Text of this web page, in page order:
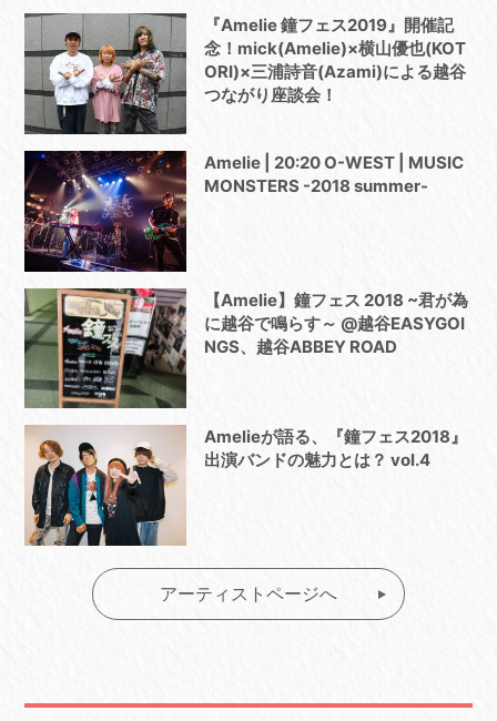
『Amelie 鐘フェス2019』開催記
念！mick(Amelie)×横山優也(KOT
ORI)×三浦詩音(Azami)による越谷
つながり座談会！
Amelie | 20:20 O-WEST | MUSIC
MONSTERS -2018 summer-
【Amelie】鐘フェス 2018 ~君が為
に越谷で鳴らす～ @越谷EASYGOI
NGS、越谷ABBEY ROAD
Amelieが語る、『鐘フェス2018』
出演バンドの魅力とは？ vol.4
アーティストページへ